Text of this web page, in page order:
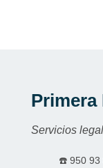
Servicios
☎️ 950 93